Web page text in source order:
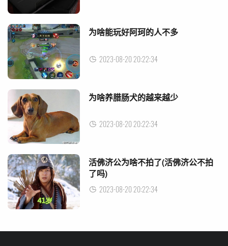
为啥能玩好阿珂的人不多
2023-08-20 20:22:34
为啥养腊肠犬的越来越少
2023-08-20 20:22:34
活佛济公为啥不拍了(活佛济公不拍
了吗)
2023-08-20 20:22:34